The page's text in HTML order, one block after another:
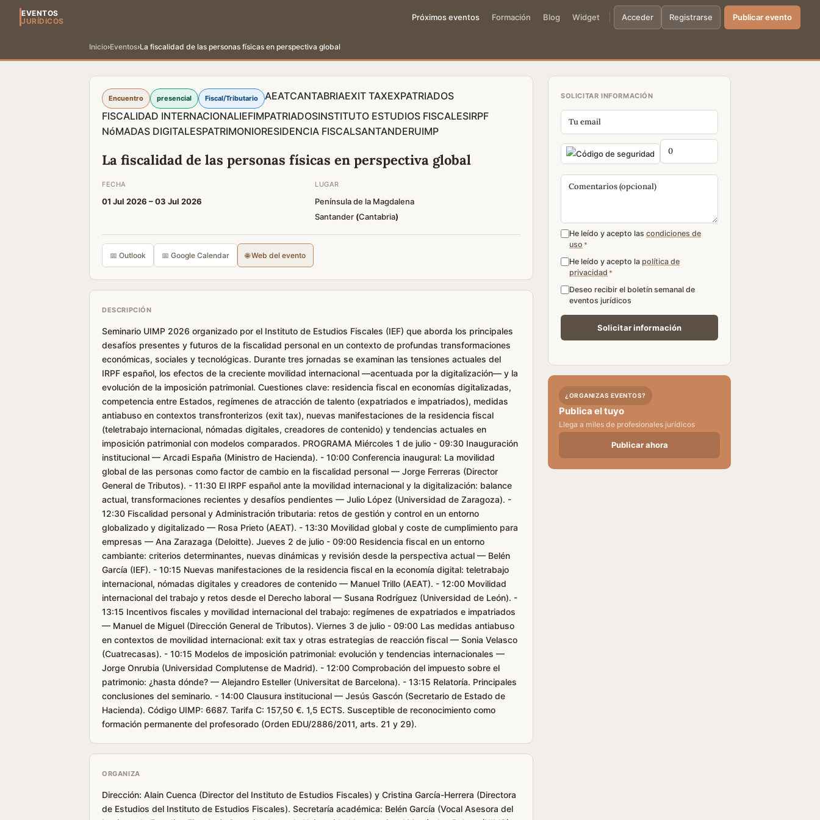
EVENTOS
JURÍDICOS
Próximos eventos Formación Blog Widget Acceder Registrarse Publicar evento
Inicio›Eventos›La fiscalidad de las personas físicas en perspectiva global
Encuentro presencial Fiscal/Tributario AEATCANTABRIAEXIT TAXEXPATRIADOS
FISCALIDAD INTERNACIONALIEFIMPATRIADOSINSTITUTO ESTUDIOS FISCALESIRPF
NóMADAS DIGITALESPATRIMONIORESIDENCIA FISCALSANTANDERUIMP
La fiscalidad de las personas físicas en perspectiva global
FECHA
01 Jul 2026 –03 Jul 2026
LUGAR
Península de la Magdalena
Santander (Cantabria)
📅 Outlook 📅 Google Calendar 🌐 Web del evento
DESCRIPCIÓN
Seminario UIMP 2026 organizado por el Instituto de Estudios Fiscales (IEF) que aborda los principales
desafíos presentes y futuros de la fiscalidad personal en un contexto de profundas transformaciones
económicas, sociales y tecnológicas. Durante tres jornadas se examinan las tensiones actuales del
IRPF español, los efectos de la creciente movilidad internacional —acentuada por la digitalización— y la
evolución de la imposición patrimonial. Cuestiones clave: residencia fiscal en economías digitalizadas,
competencia entre Estados, regímenes de atracción de talento (expatriados e impatriados), medidas
antiabuso en contextos transfronterizos (exit tax), nuevas manifestaciones de la residencia fiscal
(teletrabajo internacional, nómadas digitales, creadores de contenido) y tendencias actuales en
imposición patrimonial con modelos comparados. PROGRAMA Miércoles 1 de julio - 09:30 Inauguración
institucional — Arcadi España (Ministro de Hacienda). - 10:00 Conferencia inaugural: La movilidad
global de las personas como factor de cambio en la fiscalidad personal — Jorge Ferreras (Director
General de Tributos). - 11:30 El IRPF español ante la movilidad internacional y la digitalización: balance
actual, transformaciones recientes y desafíos pendientes — Julio López (Universidad de Zaragoza). -
12:30 Fiscalidad personal y Administración tributaria: retos de gestión y control en un entorno
globalizado y digitalizado — Rosa Prieto (AEAT). - 13:30 Movilidad global y coste de cumplimiento para
empresas — Ana Zarazaga (Deloitte). Jueves 2 de julio - 09:00 Residencia fiscal en un entorno
cambiante: criterios determinantes, nuevas dinámicas y revisión desde la perspectiva actual — Belén
García (IEF). - 10:15 Nuevas manifestaciones de la residencia fiscal en la economía digital: teletrabajo
internacional, nómadas digitales y creadores de contenido — Manuel Trillo (AEAT). - 12:00 Movilidad
internacional del trabajo y retos desde el Derecho laboral — Susana Rodríguez (Universidad de León). -
13:15 Incentivos fiscales y movilidad internacional del trabajo: regímenes de expatriados e impatriados
— Manuel de Miguel (Dirección General de Tributos). Viernes 3 de julio - 09:00 Las medidas antiabuso
en contextos de movilidad internacional: exit tax y otras estrategias de reacción fiscal — Sonia Velasco
(Cuatrecasas). - 10:15 Modelos de imposición patrimonial: evolución y tendencias internacionales —
Jorge Onrubia (Universidad Complutense de Madrid). - 12:00 Comprobación del impuesto sobre el
patrimonio: ¿hasta dónde? — Alejandro Esteller (Universitat de Barcelona). - 13:15 Relatoría. Principales
conclusiones del seminario. - 14:00 Clausura institucional — Jesús Gascón (Secretario de Estado de
Hacienda). Código UIMP: 6687. Tarifa C: 157,50 €. 1,5 ECTS. Susceptible de reconocimiento como
formación permanente del profesorado (Orden EDU/2886/2011, arts. 21 y 29).
ORGANIZA
Dirección: Alain Cuenca (Director del Instituto de Estudios Fiscales) y Cristina García-Herrera (Directora
de Estudios del Instituto de Estudios Fiscales). Secretaría académica: Belén García (Vocal Asesora del
SOLICITAR INFORMACIÓN
He leído y acepto las condiciones de
uso *
He leído y acepto la política de
privacidad *
Deseo recibir el boletín semanal de
eventos jurídicos
¿ORGANIZAS EVENTOS?
Publica el tuyo
Llega a miles de profesionales jurídicos
Publicar ahora